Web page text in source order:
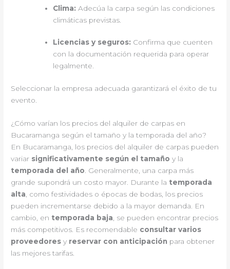
Clima: Adecúa la carpa según las condiciones
climáticas previstas.
Licencias y seguros: Confirma que cuenten
con la documentación requerida para operar
legalmente.
Seleccionar la empresa adecuada garantizará el éxito de tu
evento.
¿Cómo varían los precios del alquiler de carpas en
Bucaramanga según el tamaño y la temporada del año?
En Bucaramanga, los precios del alquiler de carpas pueden
variar significativamente según el tamaño y la
temporada del año . Generalmente, una carpa más
grande supondrá un costo mayor. Durante la temporada
alta , como festividades o épocas de bodas, los precios
pueden incrementarse debido a la mayor demanda. En
cambio, en temporada baja , se pueden encontrar precios
más competitivos. Es recomendable consultar varios
proveedores y reservar con anticipación para obtener
las mejores tarifas.